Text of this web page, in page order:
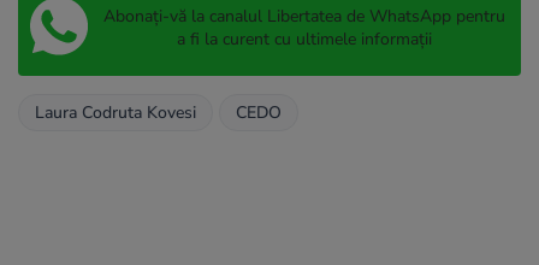
Abonați-vă la canalul Libertatea de WhatsApp pentru
a fi la curent cu ultimele informații
Laura Codruta Kovesi CEDO